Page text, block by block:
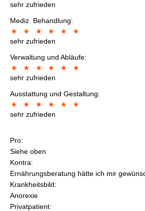
sehr zufrieden
Mediz. Behandlung:
sehr zufrieden
Verwaltung und Abläufe:
sehr zufrieden
Ausstattung und Gestaltung:
sehr zufrieden
Pro:
Siehe oben
Kontra:
Ernährungsberatung hätte ich mir
Krankheitsbild:
Anorexie
Privatpatient: